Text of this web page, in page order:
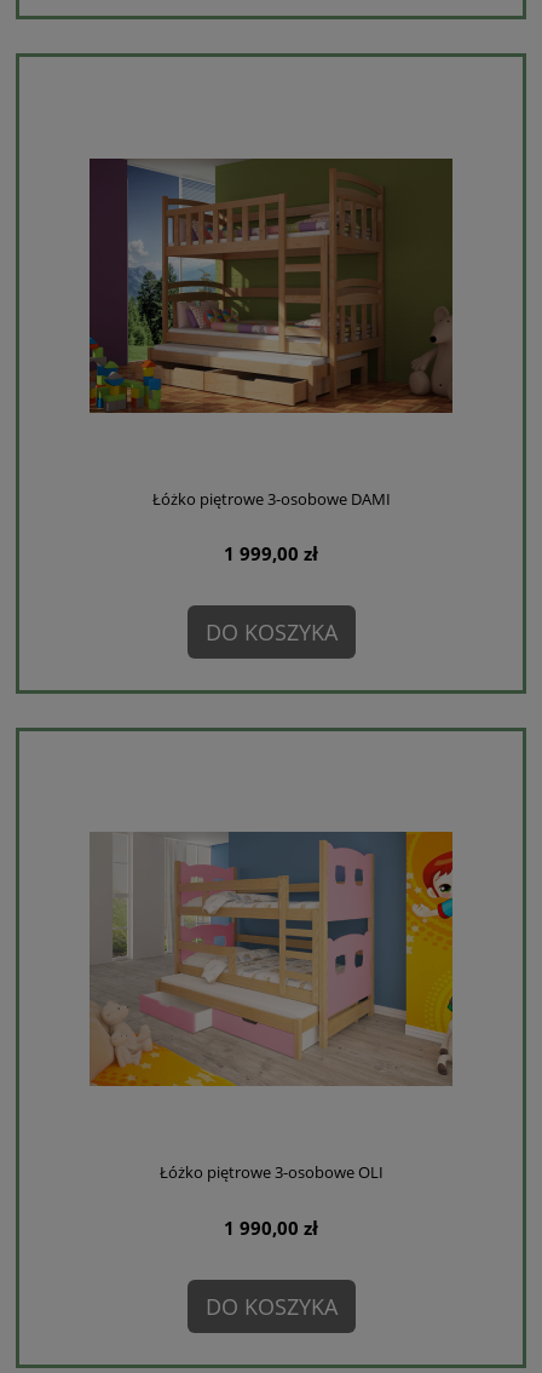
Łóżko piętrowe 3-osobowe DAMI
1 999,00 zł
DO KOSZYKA
Łóżko piętrowe 3-osobowe OLI
1 990,00 zł
DO KOSZYKA